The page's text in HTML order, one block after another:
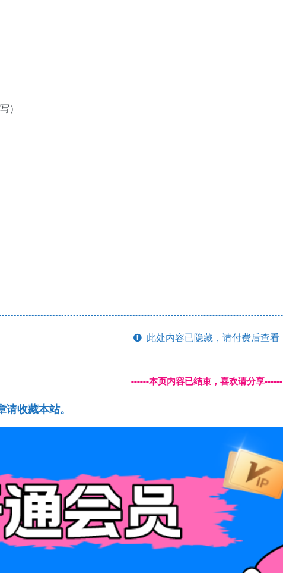
）
此处内容已隐藏，请付费后查看
------本页内容已结束，喜欢请分享------
收藏本站。